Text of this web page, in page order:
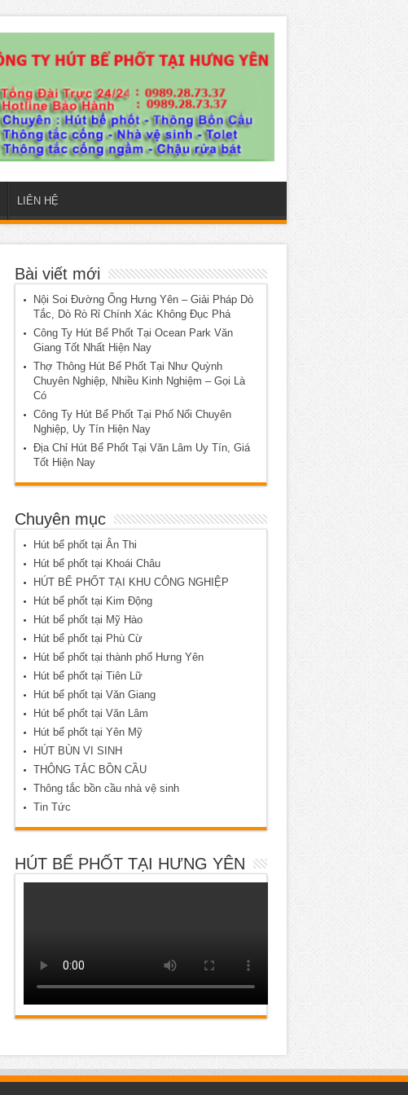
LIÊN HỆ
Bài viết mới
Nội Soi Đường Ống Hưng Yên – Giải Pháp Dò
Tắc, Dò Rò Rỉ Chính Xác Không Đục Phá
Công Ty Hút Bể Phốt Tại Ocean Park Văn
Giang Tốt Nhất Hiện Nay
Thợ Thông Hút Bể Phốt Tại Như Quỳnh
Chuyên Nghiệp, Nhiều Kinh Nghiệm – Gọi Là
Có
Công Ty Hút Bể Phốt Tại Phố Nối Chuyên
Nghiệp, Uy Tín Hiện Nay
Địa Chỉ Hút Bể Phốt Tại Văn Lâm Uy Tín, Giá
Tốt Hiện Nay
Chuyên mục
Hút bể phốt tại Ân Thi
Hút bể phốt tại Khoái Châu
HÚT BỂ PHỐT TẠI KHU CÔNG NGHIỆP
Hút bể phốt tại Kim Động
Hút bể phốt tại Mỹ Hào
Hút bể phốt tại Phù Cừ
Hút bể phốt tại thành phố Hưng Yên
Hút bể phốt tại Tiên Lữ
Hút bể phốt tại Văn Giang
Hút bể phốt tại Văn Lâm
Hút bể phốt tại Yên Mỹ
HÚT BÙN VI SINH
THÔNG TẮC BỒN CẦU
Thông tắc bồn cầu nhà vệ sinh
Tin Tức
HÚT BỂ PHỐT TẠI HƯNG YÊN